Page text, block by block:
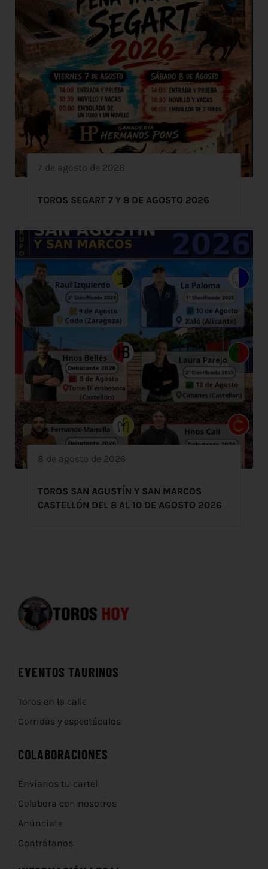
7 de agosto de 2026
TOROS SEGART 7 Y 8 DE AGOSTO 2026
8 de agosto de 2026
TOROS SAN AGUSTÍN Y SAN MARCOS
CASTELLÓN DEL 8 AL 10 DE AGOSTO 2026
EVENTOS TAURINOS
Toros en la calle
Corridas y espectáculos
COLABORACIONES
Envíanos tu cartel
Colabora con nosotros
Anúnciate
Contrátanos